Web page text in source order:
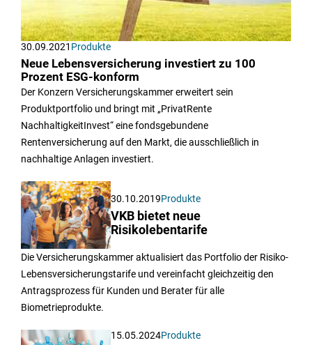
30.09.2021 Produkte
Neue Lebensversicherung investiert zu 100
Prozent ESG-konform
Der Konzern Versicherungskammer erweitert sein
Produktportfolio und bringt mit „PrivatRente
NachhaltigkeitInvest“ eine fondsgebundene
Rentenversicherung auf den Markt, die ausschließlich in
nachhaltige Anlagen investiert.
30.10.2019Produkte
VKB bietet neue
Risikolebentarife
Die Versicherungskammer aktualisiert das Portfolio der Risiko-
Lebensversicherungstarife und vereinfacht gleichzeitig den
Antragsprozess für Kunden und Berater für alle
Biometrieprodukte.
15.05.2024Produkte